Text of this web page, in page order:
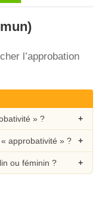
l’approbation
» ?
approbativité » ?
ou féminin ?